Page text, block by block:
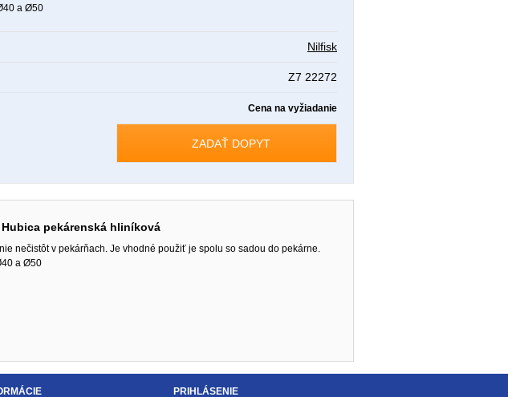
a Ø50
Nilfisk
Z7 22272
Cena na vyžiadanie
ZADAŤ DOPYT
pekárenská hliníková
nečistôt v pekárňach. Je vhodné použiť je spolu so sadou do pekárne.
a Ø50
PRIHLÁSENIE